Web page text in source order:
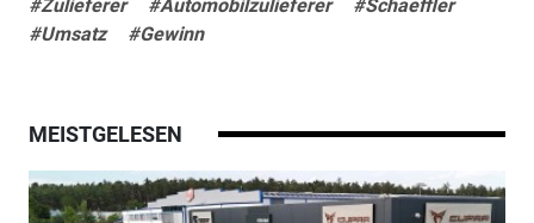
#Zulieferer #Automobilzulieferer
#Schaeffler
#Umsatz
#Gewinn
MEISTGELESEN